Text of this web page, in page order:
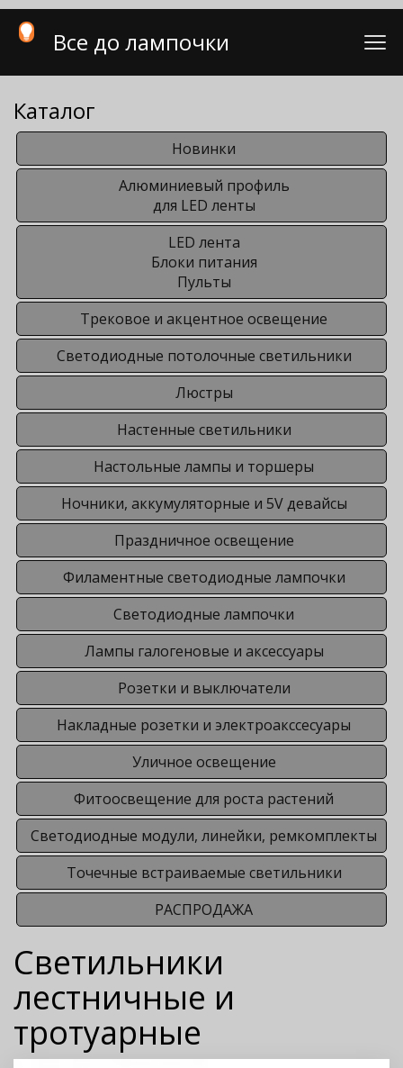
Все до лампочки
Каталог
Новинки
Алюминиевый профиль
для LED ленты
LED лента
Блоки питания
Пульты
Трековое и акцентное освещение
Светодиодные потолочные светильники
Люстры
Настенные светильники
Настольные лампы и торшеры
Ночники, аккумуляторные и 5V девайсы
Праздничное освещение
Филаментные светодиодные лампочки
Светодиодные лампочки
Лампы галогеновые и аксессуары
Розетки и выключатели
Накладные розетки и электроакссесуары
Уличное освещение
Фитоосвещение для роста растений
Светодиодные модули, линейки, ремкомплекты
Точечные встраиваемые светильники
РАСПРОДАЖА
Светильники
лестничные и
тротуарные